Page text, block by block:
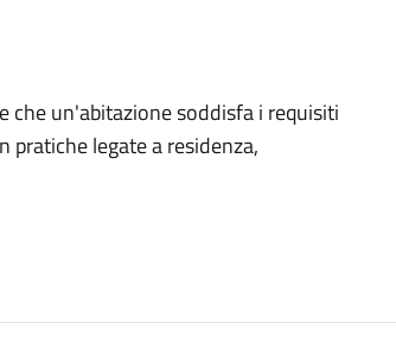
che un'abitazione soddisfa i requisiti
pratiche legate a residenza,